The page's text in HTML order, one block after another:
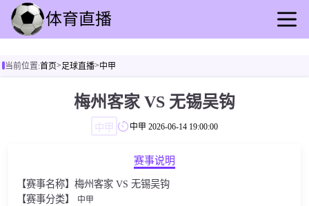
足球直播
其他赛事
当前位置:首页>足球直播>中甲
梅州客家 VS 无锡吴钩
中甲 中甲 2026-06-14 19:00:00
赛事说明
【赛事名称】梅州客家 VS 无锡吴钩
【赛事分类】
中甲